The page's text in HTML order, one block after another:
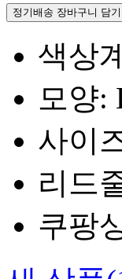
정기배송 장바구니 담기
색상
모양:
사이
리드
쿠팡